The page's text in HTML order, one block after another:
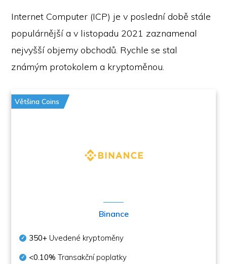
Internet Computer (ICP) je v poslední době stále
populárnější a v listopadu 2021 zaznamenal
nejvyšší objemy obchodů. Rychle se stal
známým protokolem a kryptoměnou.
Většina Coins
Binance
350+ Uvedené kryptoměny
<0.10% Transakční poplatky